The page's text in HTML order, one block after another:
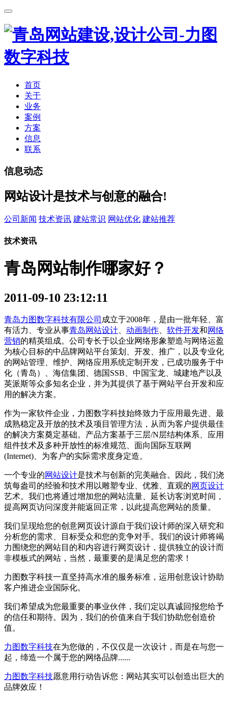
首页
关于
业务
案例
方案
信息
联系
信息动态
网站设计是技术与创意的融合!
公司新闻 技术资讯 建站常识 网站优化 建站推荐
技术资讯
青岛网站制作哪家好？
2011-09-10 23:12:11
青岛力图数字科技有限公司 成立于2008年，是由一批年轻、富
有活力、专业从事青岛网站设计、 动画制作、 软件开发和 网络
营销的精英组成。 公司专长于以企业网络形象塑造与网络运盈
为核心目标的中品牌网站平台策划、开发、推广，以及专业化
的网站管理、维护、网络应用系统定制开发，已成功服务于中
化（青岛）、海信集团、德国 SSB、中国宝龙、城建地产以及
英派斯等众多知名企业，并为其提供了基于网站平台开发和应
用的解决方案。
作为一家软件企业，力图数字科技始终致力于应用最先进、最
成熟稳定及开放的技术及项目管理方法，从而为客户提供最佳
的解决方案奠定基础。产品方案基于三层/N层结构体系、应用
组件技术及多种开放性的标准规范、面向国际互联网
(Internet)、为客户的实际需求度身定造。
一个专业的网站设计是技术与创新的完美融合。因此，我们浇
筑每盎司的经验和技术用以雕塑专业、优雅、直观的网页设计
艺术。我们也将通过增加您的网站流量、延长访客浏览时间，
提高网页访问深度并能返回正常，以此提高您网站的质量。
我们呈现给您的创意网页设计源自于我们设计师的深入研究和
分析您的需求、目标受众和您的竞争对手。我们的设计师将竭
力围绕您的网站目的和内容进行网页设计，提供独立的设计而
非模板式的网站，当然，最重要的是满足您的需求！
力图数字科技一直坚持高水准的服务标准，运用创意设计协助
客户推进企业国际化。
我们希望成为您最重要的事业伙伴，我们定以真诚回报您给予
的信任和期待。因为，我们的价值来自于我们协助您创造价
值。
力图数字科技在为您做的，不仅仅是一次设计，而是在与您一
起，缔造一个属于您的网络品牌......
力图数字科技愿意用行动告诉您：网站其实可以创造出巨大的
品牌效应！